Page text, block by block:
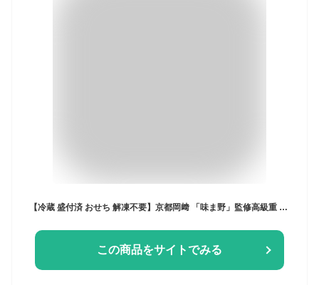
【冷蔵 盛付済 おせち 解凍不要】京都岡﨑 「味ま野」監修高級重 翠柳 [三段重 51品目 約4～5人前] 12/30日お届け
この商品をサイトでみる